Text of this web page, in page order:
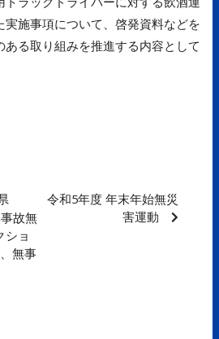
施事項について、啓発資料などを
る取り組みを推進する内容として
故無
ショ
無事
令和5年度 年末年始無災
害運動